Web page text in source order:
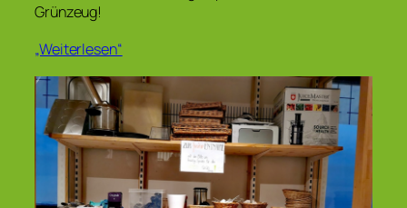
Grünzeug!
„Weiterlesen“